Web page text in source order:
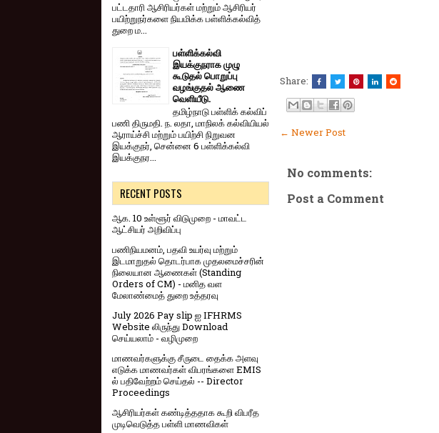
Share:
← Newer Post
No comments:
Post a Comment
பட்​ட​தாரி ஆசிரியர்​கள் மற்​றும் ஆசிரியர்
பயிற்றுநர்​களை நியமிக்க பள்​ளிக்​கல்​வித்​
துறை ம...
பள்ளிக்கல்வி
இயக்குநராக முழு
கூடுதல் பொறுப்பு
வழங்குதல் ஆணை
வெளியீடு.
தமிழ்நாடு பள்ளிக் கல்விப்
பணி திருமதி. ந. லதா, மாநிலக் கல்வியியல்
ஆராய்ச்சி மற்றும் பயிற்சி நிறுவன
இயக்குநர், சென்னை 6 பள்ளிக்கல்வி
இயக்குநர...
RECENT POSTS
ஆக. 10 உள்ளூர் விடுமுறை - மாவட்ட
ஆட்சியர் அறிவிப்பு
பணிநியமனம், பதவி உயர்வு மற்றும்
இடமாறுதல் தொடர்பாக முதலமைச்சரின்
நிலையான ஆணைகள் (Standing
Orders of CM) - மனித வள
மேலாண்மைத் துறை உத்தரவு
July 2026 Pay slip ஐ IFHRMS
Website லிருந்து Download
செய்யலாம் - வழிமுறை
மாணவர்களுக்கு சீருடை தைக்க அளவு
எடுக்க மாணவர்கள் விபரங்களை EMIS
ல் பதிவேற்றம் செய்தல் -- Director
Proceedings
ஆசிரியர்கள் கண்டித்ததாக கூறி விபரீத
முடிவெடுத்த பள்ளி மாணவிகள்